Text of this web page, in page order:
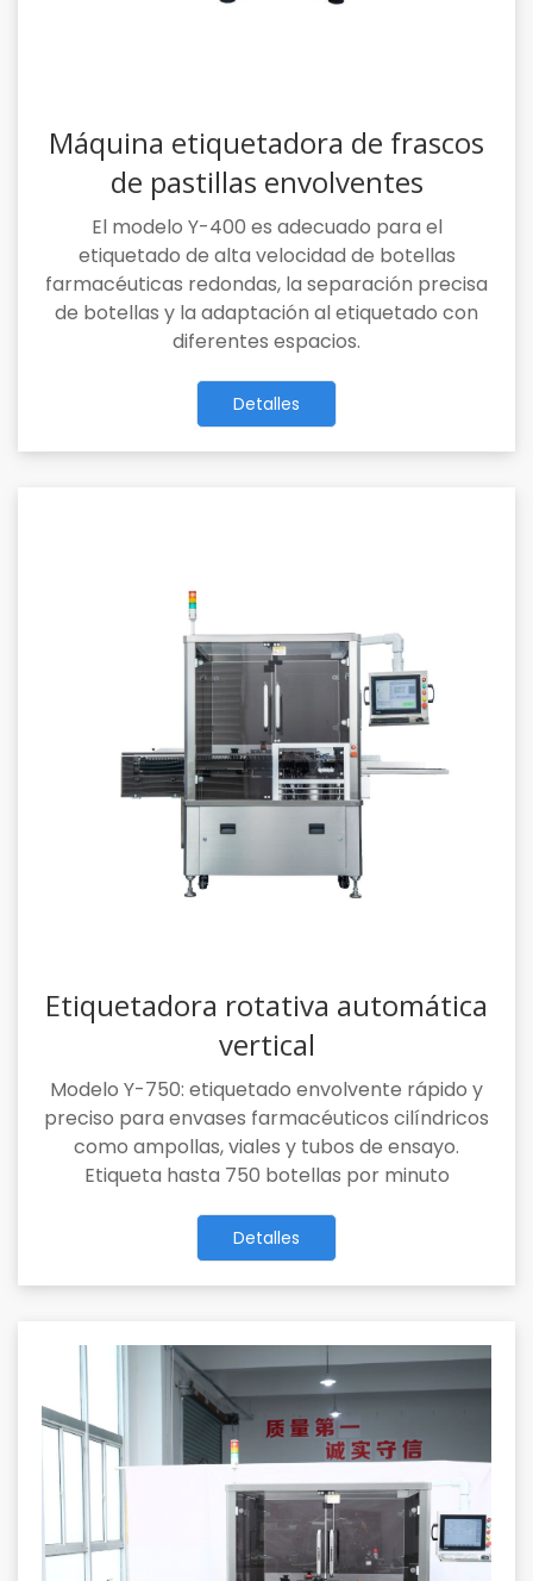
Máquina etiquetadora de frascos
de pastillas envolventes
El modelo Y-400 es adecuado para el
etiquetado de alta velocidad de botellas
farmacéuticas redondas, la separación precisa
de botellas y la adaptación al etiquetado con
diferentes espacios.
Detalles
Etiquetadora rotativa automática
vertical
Modelo Y-750: etiquetado envolvente rápido y
preciso para envases farmacéuticos cilíndricos
como ampollas, viales y tubos de ensayo.
Etiqueta hasta 750 botellas por minuto
Detalles